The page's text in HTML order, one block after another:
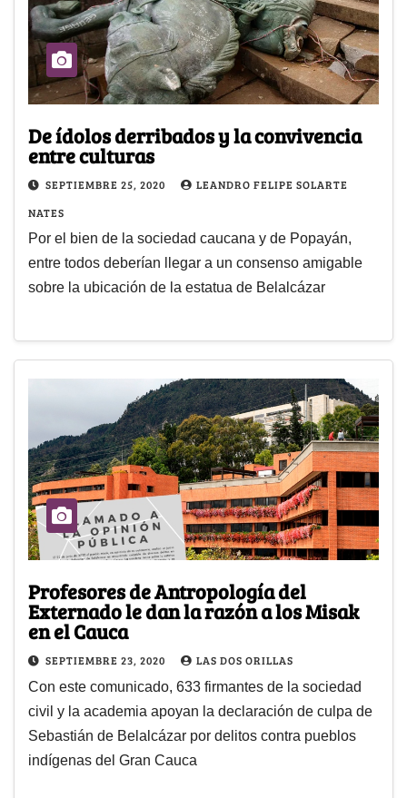
De ídolos derribados y la convivencia
entre culturas
SEPTIEMBRE 25, 2020
LEANDRO FELIPE SOLARTE
NATES
Por el bien de la sociedad caucana y de Popayán,
entre todos deberían llegar a un consenso amigable
sobre la ubicación de la estatua de Belalcázar
Profesores de Antropología del
Externado le dan la razón a los Misak
en el Cauca
SEPTIEMBRE 23, 2020 LAS DOS ORILLAS
Con este comunicado, 633 firmantes de la sociedad
civil y la academia apoyan la declaración de culpa de
Sebastián de Belalcázar por delitos contra pueblos
indígenas del Gran Cauca